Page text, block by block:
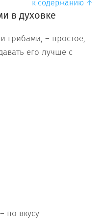
к содержанию ↑
в духовке
грибами, – простое,
его лучше с
по вкусу